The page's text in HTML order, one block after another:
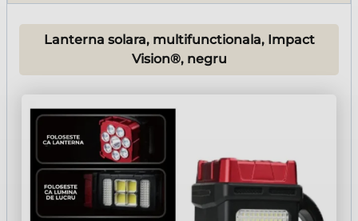
Lanterna solara, multifunctionala, Impact
Vision®, negru